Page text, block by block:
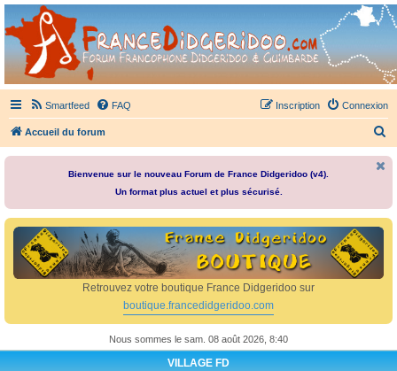
France Didgeridoo
Didgeridoo et Guimbarde sur France Didgeridoo - retrouvez la communauté.
Smartfeed FAQ Connexion
Inscription
Accueil du forum
e
r
Bienvenue sur le nouveau Forum de France Didgeridoo (v4).
Un format plus actuel et plus sécurisé.
Retrouvez votre boutique France Didgeridoo sur
boutique.francedidgeridoo.com
Nous sommes le sam. 08 août 2026, 8:40
VILLAGE FD